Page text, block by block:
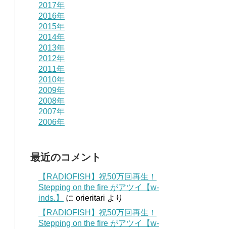
2017年
2016年
2015年
2014年
2013年
2012年
2011年
2010年
2009年
2008年
2007年
2006年
最近のコメント
【RADIOFISH】祝50万回再生！
Stepping on the fire がアツイ【w-
inds.】
に orieritari より
【RADIOFISH】祝50万回再生！
Stepping on the fire がアツイ【w-